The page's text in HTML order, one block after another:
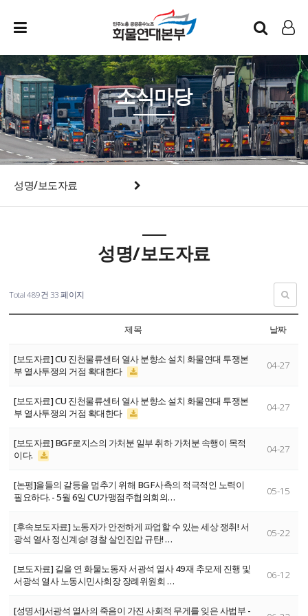
인트라넷
LOG IN
소식마당
성명/보도자료
성명/보도자료
Total 489건 33 페이지
제목 날짜
[보도자료] CU 진천물류센터 열사 분향소 설치 화물연대 투쟁본
부 열사투쟁의 거점 확대한다
04-27
[보도자료] CU 진천물류센터 열사 분향소 설치 화물연대 투쟁본
부 열사투쟁의 거점 확대한다
04-27
[보도자료] BGF로지스의 가처분 일부 취하 가처분 속행이 목적
이다.
04-27
[논평]을들의 갈등을 멈추기 위해 BGF사측의 적극적인 노력이
필요하다. - 5월 6일 CU가맹점주협의회의…
05-15
[후속보도자료] 노동자가 안전하게 파업할 수 있는 세상 쟁취! 서
광석 열사 정신계승! 경찰 살인진압 규탄! …
05-22
[보도자료] 길을 연 화물노동자 서광석 열사 49재 추모제 진행 및
서광석 열사 노동시민사회장 장례위원회 …
06-12
[성명서]서광석 열사의 죽음이 가진 사회적 무게를 잊은 사법부 -